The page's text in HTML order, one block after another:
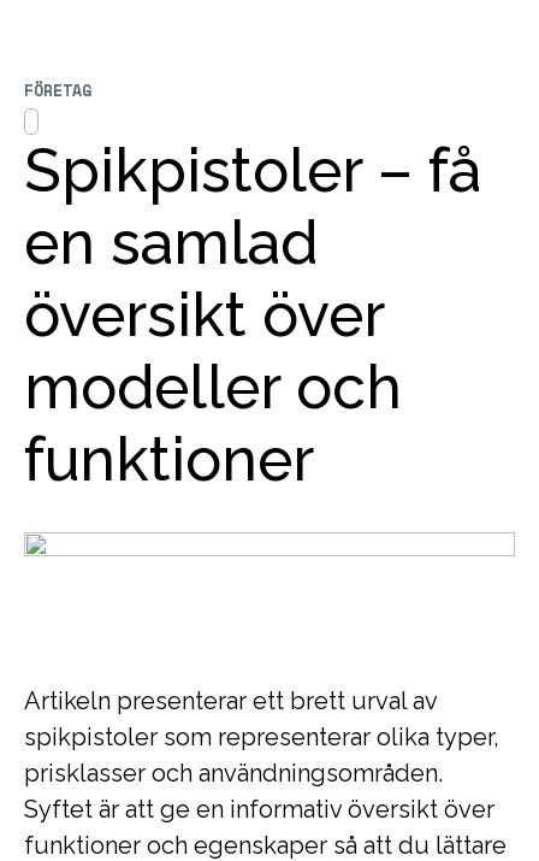
Spikpistoler – få
en samlad
översikt över
modeller och
funktioner
FÖRETAG
Artikeln presenterar ett brett urval av
spikpistoler som representerar olika typer,
prisklasser och användningsområden.
Syftet är att ge en informativ översikt över
funktioner och egenskaper så att du lättare